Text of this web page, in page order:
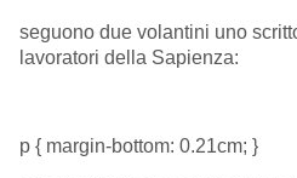
seguono due volantini uno
lavoratori della Sapienza:
p { margin-bottom: 0.21cm; }